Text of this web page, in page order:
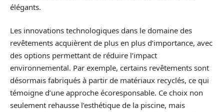
élégants.
Les innovations technologiques dans le domaine des
revêtements acquièrent de plus en plus d’importance, avec
des options permettant de réduire l’impact
environnemental. Par exemple, certains revêtements sont
désormais fabriqués à partir de matériaux recyclés, ce qui
témoigne d’une approche écoresponsable. Ce choix non
seulement rehausse l’esthétique de la piscine, mais